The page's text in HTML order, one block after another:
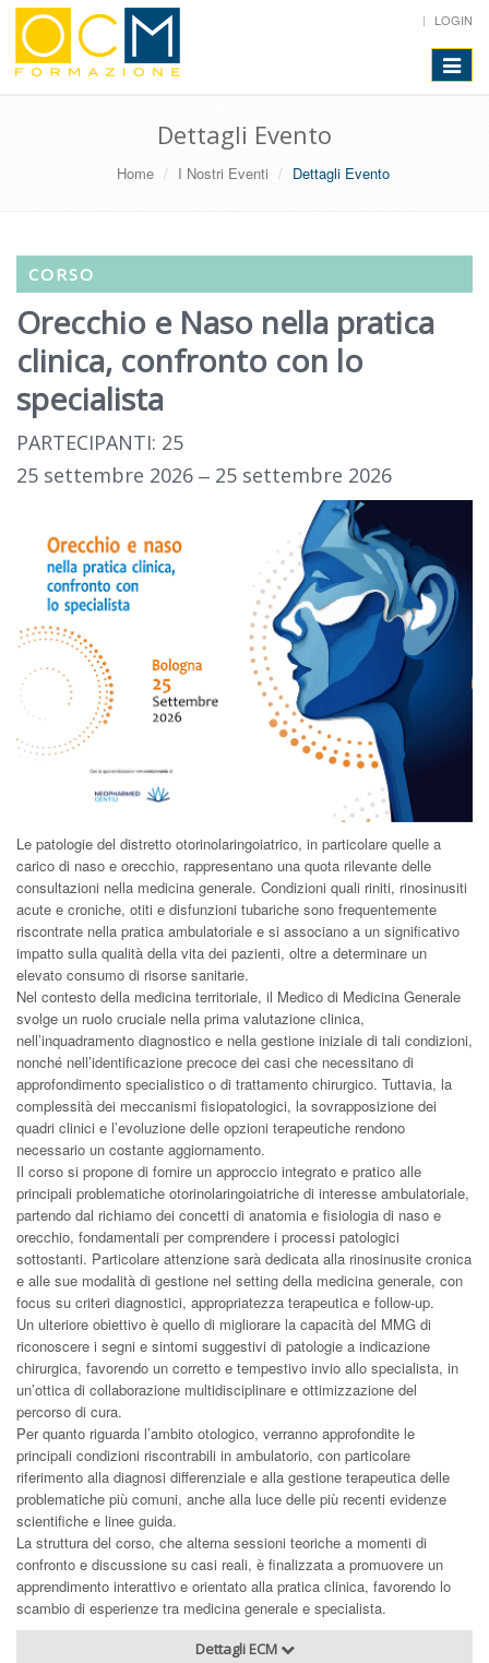
LOGIN
Toggle
Dettagli Evento
Home I Nostri Eventi Dettagli Evento
CORSO
Orecchio e Naso nella pratica
clinica, confronto con lo
specialista
PARTECIPANTI: 25
25 settembre 2026 ‒ 25 settembre 2026
Le patologie del distretto otorinolaringoiatrico, in particolare quelle a
carico di naso e orecchio, rappresentano una quota rilevante delle
consultazioni nella medicina generale. Condizioni quali riniti, rinosinusiti
acute e croniche, otiti e disfunzioni tubariche sono frequentemente
riscontrate nella pratica ambulatoriale e si associano a un significativo
impatto sulla qualità della vita dei pazienti, oltre a determinare un
elevato consumo di risorse sanitarie.
Nel contesto della medicina territoriale, il Medico di Medicina Generale
svolge un ruolo cruciale nella prima valutazione clinica,
nell’inquadramento diagnostico e nella gestione iniziale di tali condizioni,
nonché nell’identificazione precoce dei casi che necessitano di
approfondimento specialistico o di trattamento chirurgico. Tuttavia, la
complessità dei meccanismi fisiopatologici, la sovrapposizione dei
quadri clinici e l’evoluzione delle opzioni terapeutiche rendono
necessario un costante aggiornamento.
Il corso si propone di fornire un approccio integrato e pratico alle
principali problematiche otorinolaringoiatriche di interesse ambulatoriale,
partendo dal richiamo dei concetti di anatomia e fisiologia di naso e
orecchio, fondamentali per comprendere i processi patologici
sottostanti. Particolare attenzione sarà dedicata alla rinosinusite cronica
e alle sue modalità di gestione nel setting della medicina generale, con
focus su criteri diagnostici, appropriatezza terapeutica e follow-up.
Un ulteriore obiettivo è quello di migliorare la capacità del MMG di
riconoscere i segni e sintomi suggestivi di patologie a indicazione
chirurgica, favorendo un corretto e tempestivo invio allo specialista, in
un’ottica di collaborazione multidisciplinare e ottimizzazione del
percorso di cura.
Per quanto riguarda l’ambito otologico, verranno approfondite le
principali condizioni riscontrabili in ambulatorio, con particolare
riferimento alla diagnosi differenziale e alla gestione terapeutica delle
problematiche più comuni, anche alla luce delle più recenti evidenze
scientifiche e linee guida.
La struttura del corso, che alterna sessioni teoriche a momenti di
confronto e discussione su casi reali, è finalizzata a promuovere un
apprendimento interattivo e orientato alla pratica clinica, favorendo lo
scambio di esperienze tra medicina generale e specialista.
Dettagli ECM